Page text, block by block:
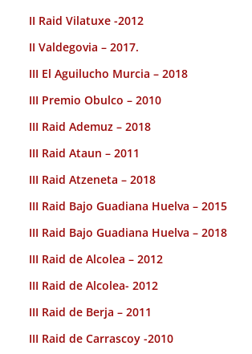
II Raid Vilatuxe -2012
II Valdegovia – 2017.
III El Aguilucho Murcia – 2018
III Premio Obulco – 2010
III Raid Ademuz – 2018
III Raid Ataun – 2011
III Raid Atzeneta – 2018
III Raid Bajo Guadiana Huelva – 2015
III Raid Bajo Guadiana Huelva – 2018
III Raid de Alcolea – 2012
III Raid de Alcolea- 2012
III Raid de Berja – 2011
III Raid de Carrascoy -2010